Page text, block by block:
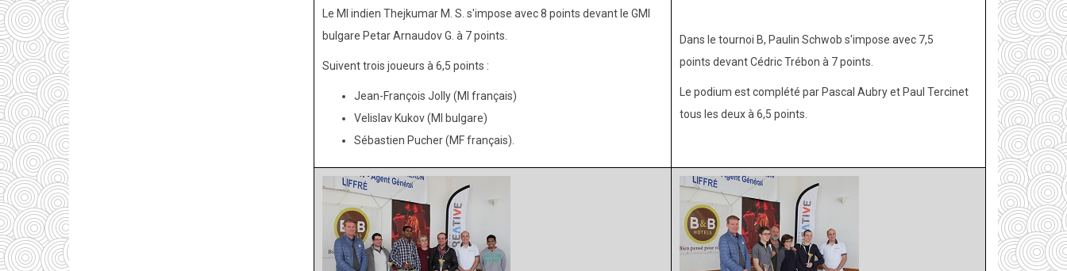
Le
Venkatesh
M.r.
vainqueur
de
3e
édition
Le MI indien Thejkumar M. S. s'impose avec 8 points devant le GMI
bulgare Petar Arnaudov G. à 7 points.
Suivent trois joueurs à 6,5 points :
Jean-François Jolly (MI français)
Velislav Kukov (MI bulgare)
Sébastien Pucher (MF français).
Dans le tournoi B, Paulin Schwob s'impose avec 7,5
points devant Cédric Trébon à 7 points.
Le podium est complété par Pascal Aubry et Paul Tercinet
tous les deux à 6,5 points.